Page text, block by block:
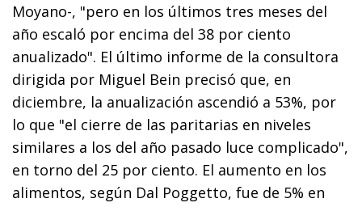
Moyano-, "pero en los últimos tres meses del
año escaló por encima del 38 por ciento
anualizado". El último informe de la consultora
dirigida por Miguel Bein precisó que, en
diciembre, la anualización ascendió a 53%, por
lo que "el cierre de las paritarias en niveles
similares a los del año pasado luce complicado",
en torno del 25 por ciento. El aumento en los
alimentos, según Dal Poggetto, fue de 5% en